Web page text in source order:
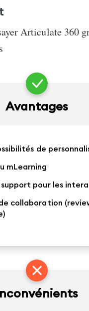
Articulate 360
Avantages
de
mLearning
pour les
collaboration